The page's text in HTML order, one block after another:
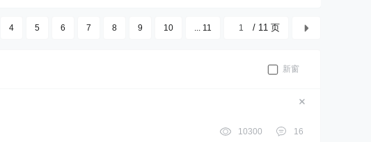
4 5 6 7 8 9 10 ... 11 / 11 页
新窗
10300 16